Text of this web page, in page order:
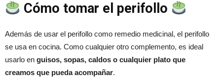
Cómo tomar el perifollo
Además de usar el perifollo como remedio medicinal, el perifollo
se usa en cocina. Como cualquier otro complemento, es ideal
usarlo en guisos, sopas, caldos o cualquier plato que
creamos que pueda acompañar.